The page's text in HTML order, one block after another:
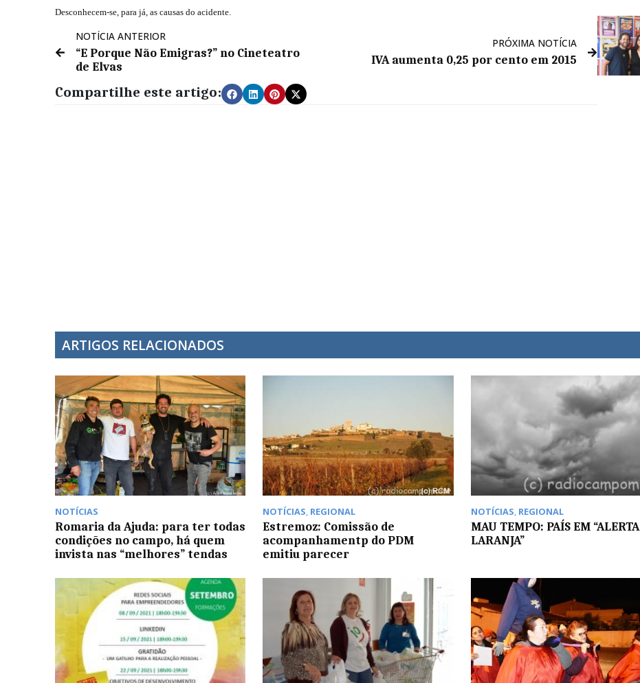
Desconhecem-se, para já, as causas do acidente.
NOTÍCIA ANTERIOR
“E Porque Não Emigras?” no Cineteatro
de Elvas
PRÓXIMA NOTÍCIA
IVA aumenta 0,25 por cento em 2015
Compartilhe este artigo:
ARTIGOS RELACIONADOS
NOTÍCIAS
Romaria da Ajuda: para ter todas
condições no campo, há quem
invista nas “melhores” tendas
NOTÍCIAS, REGIONAL
Estremoz: Comissão de
acompanhamentp do PDM
emitiu parecer
NOTÍCIAS, REGIONAL
MAU TEMPO: PAÍS EM “ALERTA
LARANJA”